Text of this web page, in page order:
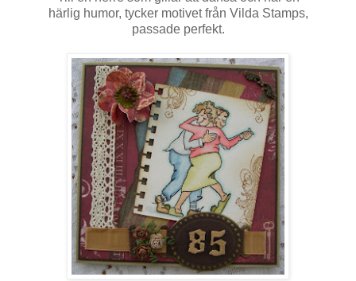
härlig humor, tycker motivet från Vilda Stamps,
passade perfekt.